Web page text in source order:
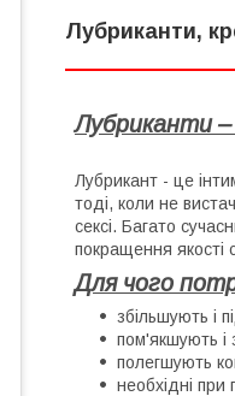
Лубриканти,
Лубриканти
Лубрикант - це
тоді, коли не
сексі. Багато
покращення якості
Для чого
збільшують і
пом'якшують і
полегшують
необхідні при